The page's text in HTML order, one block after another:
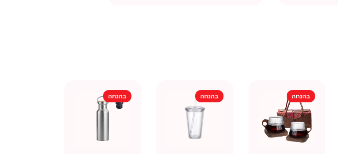
בהנחה בהנחה בהנחה